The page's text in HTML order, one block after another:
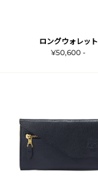
ロングウォレット
¥50,600 -